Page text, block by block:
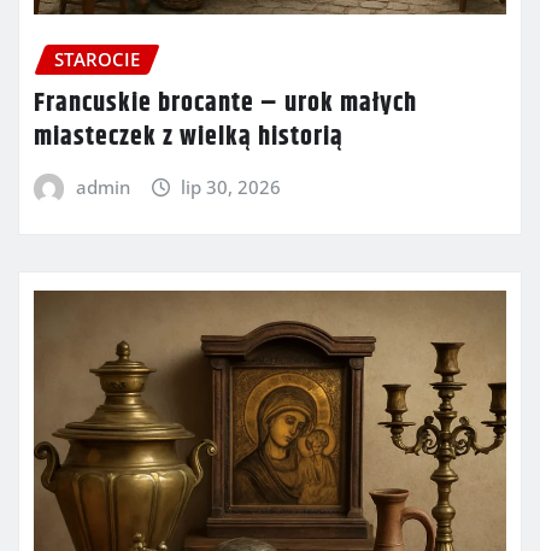
STAROCIE
Francuskie brocante – urok małych
miasteczek z wielką historią
admin lip 30, 2026